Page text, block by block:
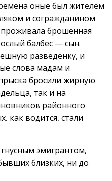
оные был жителем
и согражданином
брошенная
балбес — сын.
разведенку, и
слова мадам и
бросили жирную
так и на
районного
как водится, стали
эмигрантом,
близких, ни до